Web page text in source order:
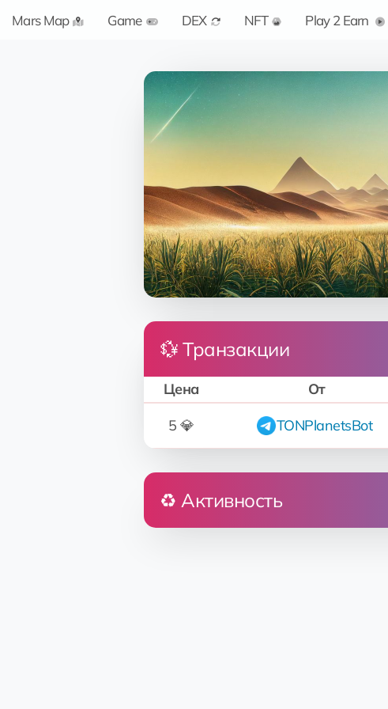
Mars Map Game DEX NFT Play 2 Earn
💱 Транзакции
Цена От
5 💎
TONPlanetsBot
♻️ Активность